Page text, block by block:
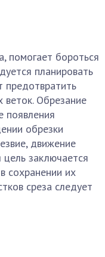
помогает бороться
планировать
предотвратить
Обрезание
появления
обрезки
движение
заключается
сохранении их
среза следует